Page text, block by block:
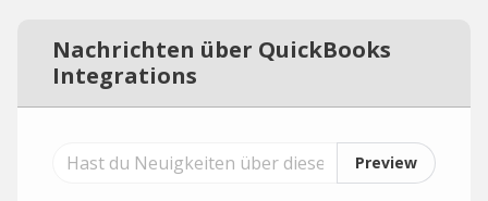
Nachrichten über QuickBooks
Integrations
Preview